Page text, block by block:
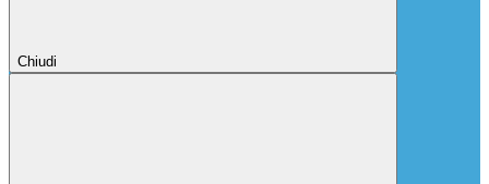
Chiudi